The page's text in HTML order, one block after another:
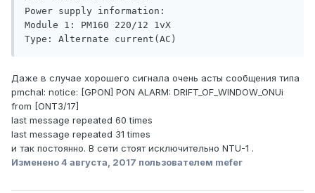
Power supply information:
Module 1: PM160 220/12 1vX
Type: Alternate current(AC)
Даже в случае хорошего сигнала очень асты сообщения типа
pmchal: notice: [GPON] PON ALARM: DRIFT_OF_WINDOW_ONUi
from [ONT3/17]
last message repeated 60 times
last message repeated 31 times
и так постоянно. В сети стоят исключительно NTU-1 .
Изменено4 августа, 2017 пользователем mefer